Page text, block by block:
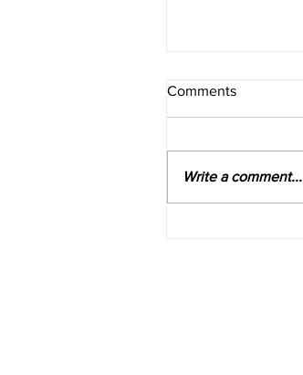
Comments
Write a comment...